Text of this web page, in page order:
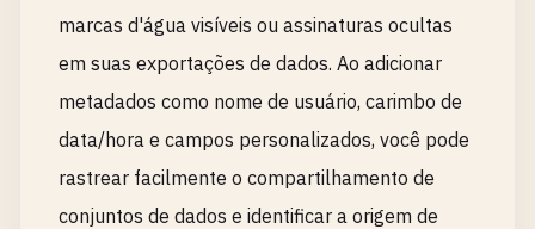
marcas d'água visíveis ou assinaturas ocultas
em suas exportações de dados. Ao adicionar
metadados como nome de usuário, carimbo de
data/hora e campos personalizados, você pode
rastrear facilmente o compartilhamento de
conjuntos de dados e identificar a origem de